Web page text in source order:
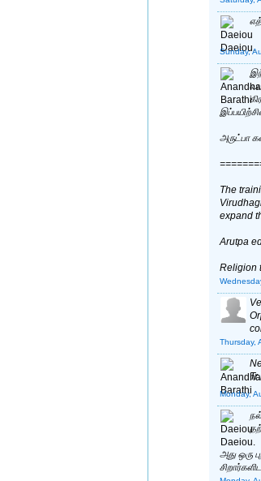
Sunday,
அருட்பா
The
expand
Arutpa
Religion
Thursday,
Monday,
அது ஒரு